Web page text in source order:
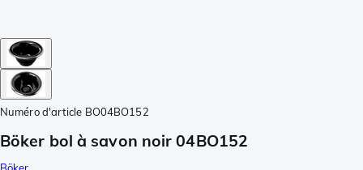
Numéro d'article BO04BO152
Böker bol à savon noir 04BO152